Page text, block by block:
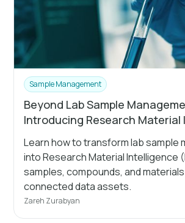
Sample Management
Beyond Lab Sample
Introducing Research Material
Learn how to transform lab sample
into Research Material Intelligence
samples, compounds, and
connected data assets.
Zareh Zurabyan